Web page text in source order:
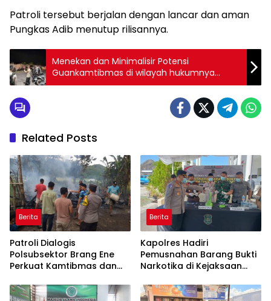
Patroli tersebut berjalan dengan lancar dan aman
Pungkas Adib menutup rilisannya.
Menekan dan Minimalisir Potensi
Guankamtibmas di wilayah hukumnya
Polseksubsektor Palibelo Tingkatkan Patroli
Related Posts
Berita
Patroli Dialogis
Polsubsektor Brang Ene
Perkuat Kamtibmas dan
Desa Kalimantong
Berita
Kapolres Hadiri
Pemusnahan Barang Bukti
Narkotika di Kejaksaan